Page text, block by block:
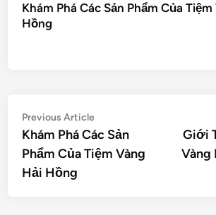
Khám Phá Các Sản Phẩm Của
Hồng
Điều
hướng
bài
Previous ArticlePrevious
article:
Khám Phá Các Sản
Phẩm Của Tiệm Vàng
Hải Hồng
Giới
Vàng